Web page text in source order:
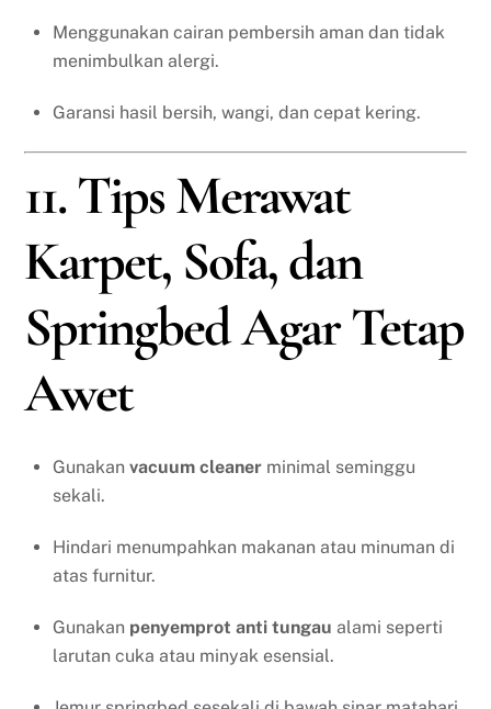
Menggunakan cairan pembersih aman dan tidak
menimbulkan alergi.
Garansi hasil bersih, wangi, dan cepat kering.
11. Tips Merawat
Karpet, Sofa, dan
Springbed Agar Tetap
Awet
Gunakan vacuum cleaner minimal seminggu
sekali.
Hindari menumpahkan makanan atau minuman di
atas furnitur.
Gunakan penyemprot anti tungau alami seperti
larutan cuka atau minyak esensial.